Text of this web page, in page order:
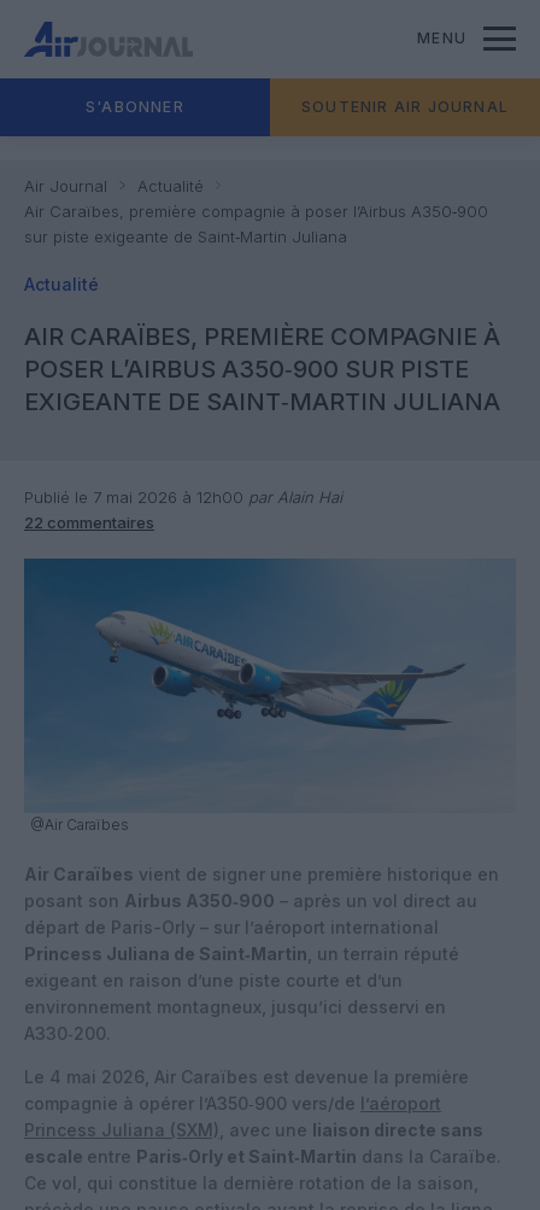
MENU
S'ABONNER SOUTENIR AIR JOURNAL
Air Journal
Actualité
Air Caraïbes, première compagnie à poser l’Airbus A350‑900
sur piste exigeante de Saint‑Martin Juliana
Actualité
AIR CARAÏBES, PREMIÈRE COMPAGNIE À
POSER L’AIRBUS A350‑900 SUR PISTE
EXIGEANTE DE SAINT‑MARTIN JULIANA
Publié le 7 mai 2026 à 12h00 par Alain Hai
22 commentaires
@Air Caraïbes
Air Caraïbes vient de signer une première historique en
posant son Airbus A350‑900 – après un vol direct au
départ de Paris-Orly – sur l’aéroport international
Princess Juliana de Saint‑Martin , un terrain réputé
exigeant en raison d’une piste courte et d’un
environnement montagneux, jusqu’ici desservi en
A330‑200.
Le 4 mai 2026, Air Caraïbes est devenue la première
compagnie à opérer l’A350‑900 vers/de l’aéroport
Princess Juliana (SXM)
, avec une liaison directe sans
escale entre Paris‑Orly et Saint‑Martin dans la Caraïbe.
Ce vol, qui constitue la dernière rotation de la saison,